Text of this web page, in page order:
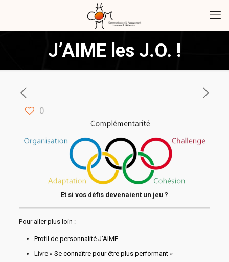
J’AIME les J.O. !
0
Et si vos défis devenaient un jeu ?
Pour aller plus loin :
Profil de personnalité J’AIME
Livre « Se connaître pour être plus performant »